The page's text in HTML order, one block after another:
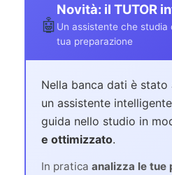
🤖
Novità: il TUTOR
Un assistente che studia
tua preparazione
Nella banca dati è
un assistente
guida nello studio in
e ottimizzato.
In pratica analizza le tue